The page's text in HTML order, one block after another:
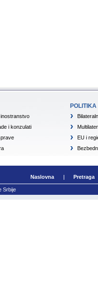
i konzulati
POLITIKA
EU i
Naslovna Pretraga
Srbije